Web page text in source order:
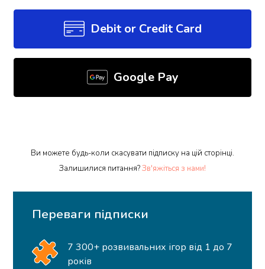
Debit or Credit Card
Google Pay
Ви можете будь-коли скасувати підписку на цій сторінці.
Залишилися питання?Зв'яжіться з нами!
Переваги підписки
7 300+ розвивальних ігор від 1 до 7
років